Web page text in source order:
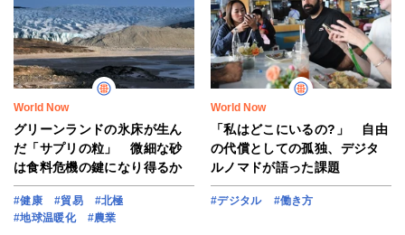
World Now
グリーンランドの氷床が生ん
だ「サプリの粒」 微細な砂
は食料危機の鍵になり得るか
#健康 #貿易
#北極
#地球温暖化
#農業
World Now
「私はどこにいるの?」 自由
の代償としての孤独、デジタ
ルノマドが語った課題
#デジタル #働き方